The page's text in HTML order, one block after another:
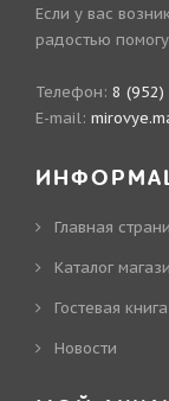
Если у вас
радостью
Телефон: 8 (952)
E-mail:
Главная
Каталог
Гостевая книга
Новости